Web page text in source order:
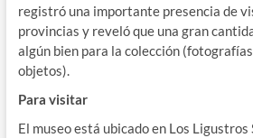
registró una importante presencia de
provincias y reveló que una gran
algún bien para la colección
objetos).
Para visitar
El museo está ubicado en Los